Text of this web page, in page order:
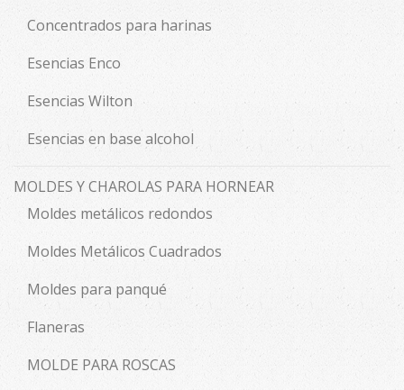
Concentrados para harinas
Esencias Enco
Esencias Wilton
Esencias en base alcohol
MOLDES Y CHAROLAS PARA HORNEAR
Moldes metálicos redondos
Moldes Metálicos Cuadrados
Moldes para panqué
Flaneras
MOLDE PARA ROSCAS